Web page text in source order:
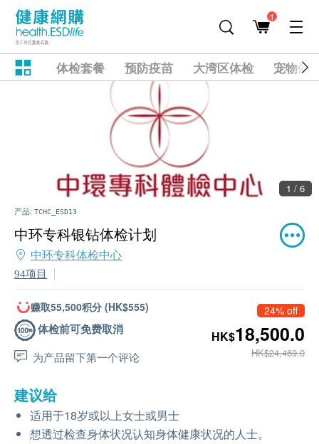
1
体检套餐 预防疫苗 大湾区体检 宠物健
1 / 6
产品: TCHC_ESD13
中环专科银钻体检计划
中环专科体检中心
94项目
赚取55,500积分 (HK$555)
体检前可免费取消
为产品留下第一个评论
24% off
HK$18,500.0
HK$24,469.0
建议给
适用于18岁或以上女士或男士
想透过检查身体状况认知身体健康状况的人士。